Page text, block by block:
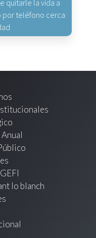
quitarle la vida a
por teléfono cerca
lo blanch